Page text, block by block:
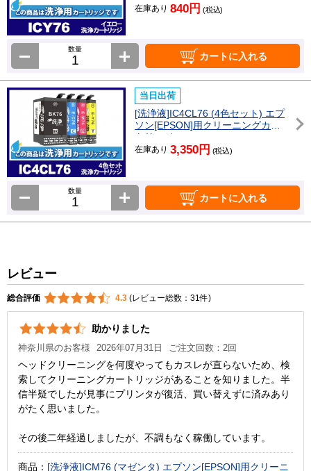
在庫あり 840円 (税込)
数量
カートに入れる
当日出荷
[洗浄液]IC4CL76 (4色セット) エプ
ソン[EPSON]用クリーニングカー
トリッジ
在庫あり 3,350円 (税込)
数量
カートに入れる
レビュー
総合評価 4.3 (レビュー総数：31件)
助かりました
神奈川県のお客様 2026年07月31日 ご注文回数：2回
ヘッドクリーニングを何度やってもカスレが直らないため、検
索してクリーニングカートリッジがあることを知りました。半
信半疑でしたが見事にプリンタが復活、買い替えずに済みあり
がたく思いました。
その後二年経過しましたが、不調もなく稼働しています。
商品： [洗浄液]ICM76 (マゼンタ) エプソン[EPSON]用クリーニ